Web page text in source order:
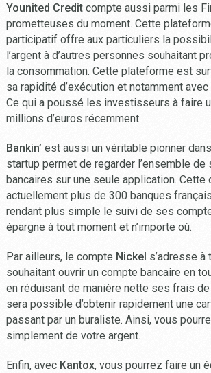
Younited Creditcompte aussi parmi les
prometteuses du moment. Cette
participatif offre aux particuliers la
l’argent à d’autres personnes souhaitant
la consommation. Cette plateforme est
sa rapidité d’exécution et notamment
Ce qui a poussé les investisseurs à faire
millions d’euros récemment.
Bankin’ est aussi un véritable pionner
startup permet de regarder l’ensemble
bancaires sur une seule application. Cette
actuellement plus de 300 banques
rendant plus simple le suivi de ses
épargne à tout moment et n’importe où.
Par ailleurs, le compte Nickel s’adresse à
souhaitant ouvrir un compte bancaire en
en réduisant de manière nette ses frais
sera possible d’obtenir rapidement une
passant par un buraliste. Ainsi, vous
simplement de votre argent.
Enfin, avec Kantox, vous pourrez faire un